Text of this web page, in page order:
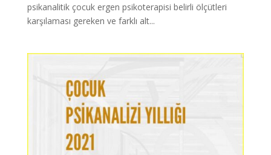
psikanalitik çocuk ergen psikoterapisi belirli ölçütleri
karşılaması gereken ve farklı alt...